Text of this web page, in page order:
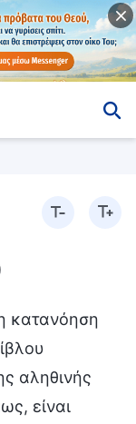
κατανόηση
αληθινής
είναι